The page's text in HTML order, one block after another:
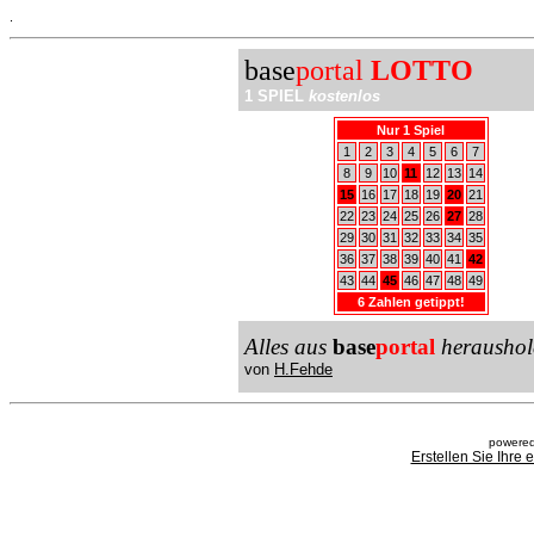
baseportal LOTTO
1 SPIEL kostenlos
Nur 1 Spiel
1
2 3 4 5 6
7
8
9 10 11 12 13
14
15
16 17 18 19 20 21
22 23 24 25 26 27 28
29 30 31 32 33 34 35
36 37 38 39 40 41
42
43 44 45 46 47 48 49
6 Zahlen getippt!
Alles aus baseportal
von H.Fehde
Erstellen Sie Ihre